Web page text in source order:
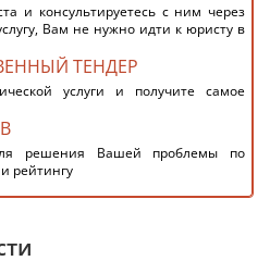
и консультируетесь с ним через
Вам не нужно идти к юристу в
ТЕНДЕР
услуги и получите самое
решения Вашей проблемы по
рейтингу